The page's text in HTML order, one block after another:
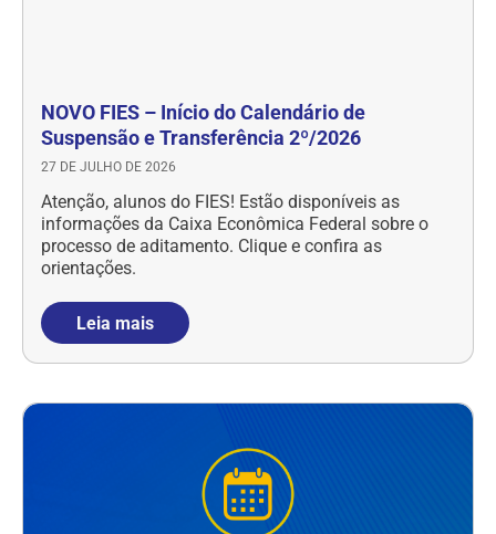
NOVO FIES – Início do Calendário de
Suspensão e Transferência 2º/2026
27 DE JULHO DE 2026
Atenção, alunos do FIES! Estão disponíveis as
informações da Caixa Econômica Federal sobre o
processo de aditamento. Clique e confira as
orientações.
Leia mais